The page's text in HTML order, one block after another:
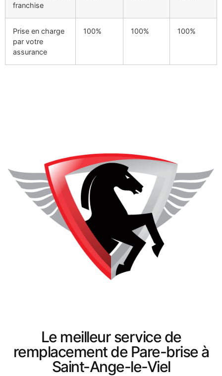
franchise
Prise en charge
par votre
assurance
100% 100% 100%
Le meilleur service de
remplacement de Pare-brise à
Saint-Ange-le-Viel